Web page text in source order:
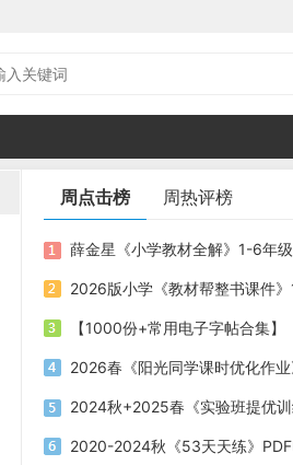
周点击榜 周热评榜
【1000份+常用电子字帖合集】